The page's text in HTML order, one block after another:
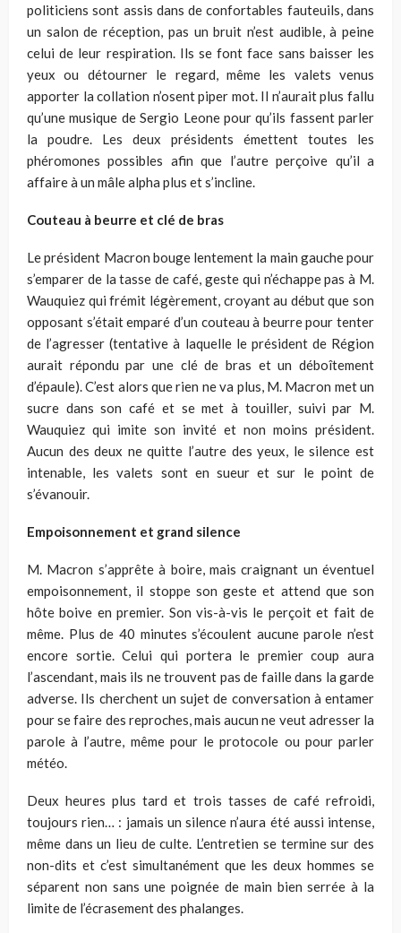
politiciens sont assis dans de confortables fauteuils, dans
un salon de réception, pas un bruit n’est audible, à peine
celui de leur respiration. Ils se font face sans baisser les
yeux ou détourner le regard, même les valets venus
apporter la collation n’osent piper mot. Il n’aurait plus fallu
qu’une musique de Sergio Leone pour qu’ils fassent parler
la poudre. Les deux présidents émettent toutes les
phéromones possibles afin que l’autre perçoive qu’il a
affaire à un mâle alpha plus et s’incline.
Couteau à beurre et clé de bras
Le président Macron bouge lentement la main gauche pour
s’emparer de la tasse de café, geste qui n’échappe pas à M.
Wauquiez qui frémit légèrement, croyant au début que son
opposant s’était emparé d’un couteau à beurre pour tenter
de l’agresser (tentative à laquelle le président de Région
aurait répondu par une clé de bras et un déboîtement
d’épaule). C’est alors que rien ne va plus, M. Macron met un
sucre dans son café et se met à touiller, suivi par M.
Wauquiez qui imite son invité et non moins président.
Aucun des deux ne quitte l’autre des yeux, le silence est
intenable, les valets sont en sueur et sur le point de
s’évanouir.
Empoisonnement et grand silence
M. Macron s’apprête à boire, mais craignant un éventuel
empoisonnement, il stoppe son geste et attend que son
hôte boive en premier. Son vis-à-vis le perçoit et fait de
même. Plus de 40 minutes s’écoulent aucune parole n’est
encore sortie. Celui qui portera le premier coup aura
l’ascendant, mais ils ne trouvent pas de faille dans la garde
adverse. Ils cherchent un sujet de conversation à entamer
pour se faire des reproches, mais aucun ne veut adresser la
parole à l’autre, même pour le protocole ou pour parler
météo.
Deux heures plus tard et trois tasses de café refroidi,
toujours rien… : jamais un silence n’aura été aussi intense,
même dans un lieu de culte. L’entretien se termine sur des
non-dits et c’est simultanément que les deux hommes se
séparent non sans une poignée de main bien serrée à la
limite de l’écrasement des phalanges.